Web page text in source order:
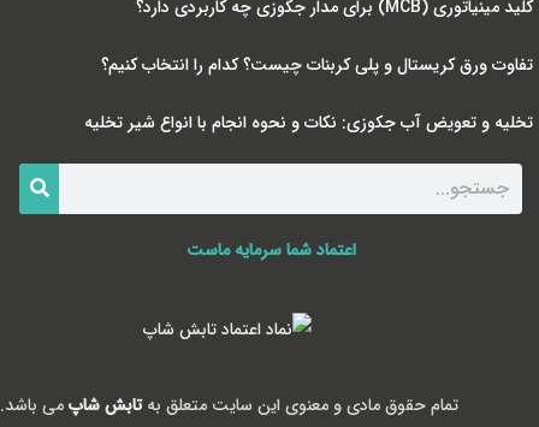
کلید مینیاتوری (MCB) برای مدار جکوزی چه کاربردی دارد؟
تفاوت ورق کریستال و پلی کربنات چیست؟ کدام را انتخاب کنیم؟
تخلیه و تعویض آب جکوزی: نکات و نحوه انجام با انواع شیر تخلیه
اعتماد شما سرمایه ماست
تمام حقوق مادی و معنوی این سایت متعلق بهتابش شاپمی باشد.